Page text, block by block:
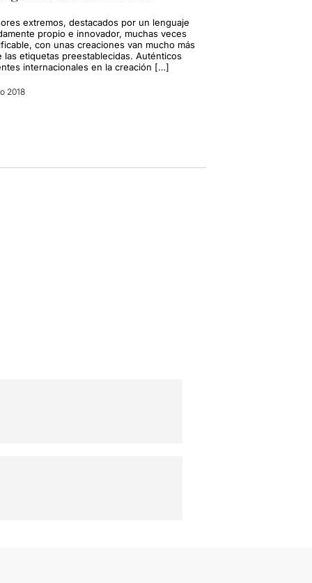
extremos, destacados por un lenguaje
propio e innovador, muchas veces
con unas creaciones van mucho más
las etiquetas preestablecidas. Auténticos
internacionales en la creación […]
2018